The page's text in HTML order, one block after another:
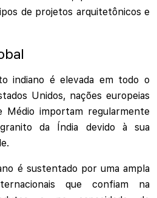
de projetos arquitetônicos e
indiano é elevada em todo o
Unidos, nações europeias
Médio importam regularmente
da Índia devido à sua
é sustentado por uma ampla
que confiam na